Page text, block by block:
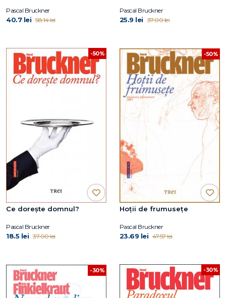
Pascal Bruckner
40.7 lei 58.14 lei
Pascal Bruckner
25.9 lei 37.00 lei
-50%
Ce dorește domnul?
Pascal Bruckner
18.5 lei 37.00 lei
-50%
Hoţii de frumuseţe
Pascal Bruckner
23.69 lei 47.57 lei
-30% -30%